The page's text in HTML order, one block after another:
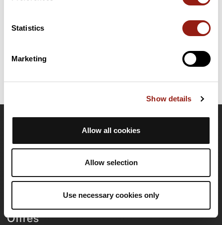
Statistics
Marketing
Show details
Allow all cookies
Allow selection
Use necessary cookies only
Equipe
Offres